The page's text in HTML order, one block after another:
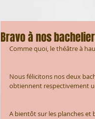
Bravo à nos
Comme quoi, le théâtre à
Nous félicitons nos deux
obtiennent respectivement
A bientôt sur les planches